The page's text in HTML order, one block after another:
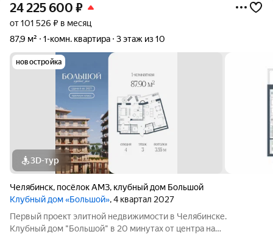
24 225 600 ₽
от 101 526 ₽ в месяц
87,9 м²
1-комн. квартира 3 этаж из 10
новостройка
3D-тур
Челябинск, посёлок АМЗ, клубный дом Большой
Клубный дом «Большой», 4 квартал 2027
Первый проект элитной недвижимости в Челябинске.
Клубный дом "Большой" в 20 минутах от центра на